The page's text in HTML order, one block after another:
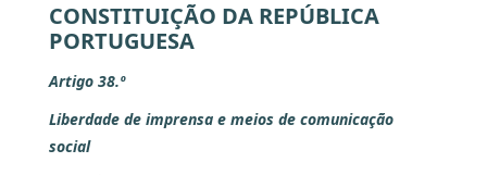
CONSTITUIÇÃO DA REPÚBLICA
PORTUGUESA
Artigo 38.º
Liberdade de imprensa e meios de comunicação
social